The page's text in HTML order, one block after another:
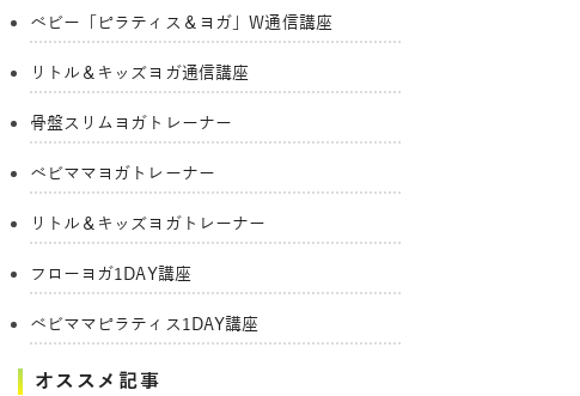
ベビー「ピラティス＆ヨガ」W通信講座
リトル＆キッズヨガ通信講座
骨盤スリムヨガトレーナー
ベビママヨガトレーナー
リトル＆キッズヨガトレーナー
フローヨガ1DAY講座
ベビママピラティス1DAY講座
オススメ記事